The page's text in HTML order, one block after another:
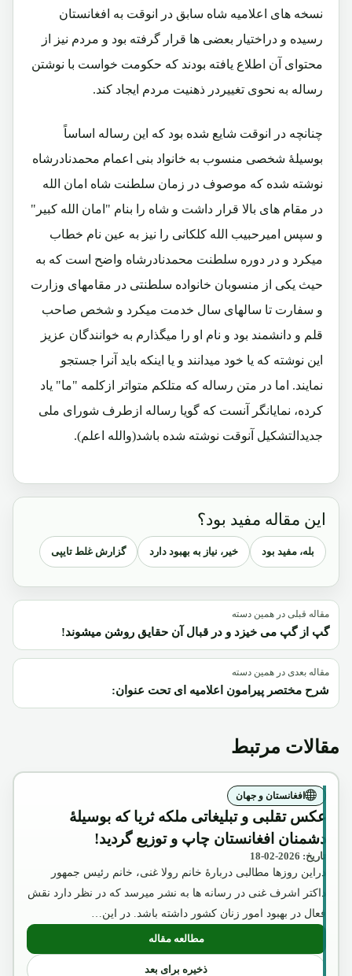
نسخه های اعلامیه شاه سابق در انوقت به افغانستان
رسیده و دراختیار بعضی ها قرار گرفته بود و مردم نیز از
محتوای آن اطلاع یافته بودند که حکومت خواست با نوشتن
رساله به نحوی تغییردر ذهنیت مردم ایجاد کند.
چنانچه در انوقت شایع شده بود که این رساله اساساً
بوسیلۀ شخصی منسوب به خانواد بنی اعمام محمدنادرشاه
نوشته شده که موصوف در زمان سلطنت شاه امان الله
در مقام های بالا قرار داشت و شاه را بنام "امان الله کبیر"
و سپس امیرحبیب الله کلکانی را نیز به عین نام خطاب
میکرد و در دوره سلطنت محمدنادرشاه واضح است که به
حیث یکی از منسوبان خانواده سلطنتی در مقامهای وزارت
و سفارت تا سالهای سال خدمت میکرد و شخص صاحب
قلم و دانشمند بود و نام او را میگذارم به خوانندگان عزیز
این نوشته که یا خود میدانند و یا اینکه باید آنرا جستجو
نمایند. اما در متن رساله که متلکم متواتر ازکلمه "ما" یاد
کرده، نمایانگر آنست که گویا رساله ازطرف شورای ملی
جدیدالتشکیل آنوقت نوشته شده باشد(والله اعلم).
این مقاله مفید بود؟
بله، مفید بود خیر، نیاز به بهبود دارد گزارش غلط تایپی
مقاله قبلی در همین دسته
گپ از گپ می خیزد و در قبال آن حقایق روشن میشوند!
مقاله بعدی در همین دسته
شرح مختصر پیرامون اعلامیه ای تحت عنوان:
مقالات مرتبط
افغانستان و جهان
عکس تقلبی و تبلیغاتی ملکه ثریا که بوسیلۀ
دشمنان افغانستان چاپ و توزیع گردید!
تاریخ: 2026-02-18
دراین روزها مطالبی دربارۀ خانم رولا غنی، خانم رئیس جمهور
داکتر اشرف غنی در رسانه ها به نشر میرسد که در نظر دارد نقش
فعال در بهبود امور زنان کشور داشته باشد. در این…
مطالعه مقاله: عکس تقلبی و تبلیغاتی ملکه ثریا که
ذخیره برای بعد